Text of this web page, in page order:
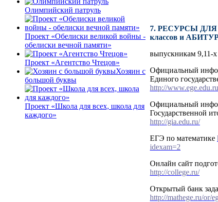
Олимпийский патруль
Проект «Обелиски великой войны -
обелиски вечной памяти»
Проект «Агентство Чтецов»
Хозяин с
большой буквы
Проект «Школа для всех, школа для
каждого»
7. РЕСУРСЫ
классов и
выпускникам 9,11-х
Официальный
Единого
http://
Официальный
Государственной
http://gia.edu.ru/
ЕГЭ по математике
idexam=2
Онлайн сайт
http://college.ru/
Открытый банк
http://mathege.ru/or/